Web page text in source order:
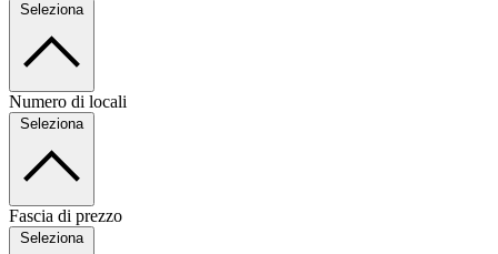
Seleziona
Numero di locali
Seleziona
Fascia di prezzo
Seleziona